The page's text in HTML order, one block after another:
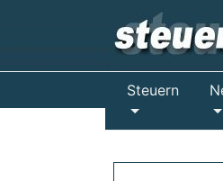
Steuern